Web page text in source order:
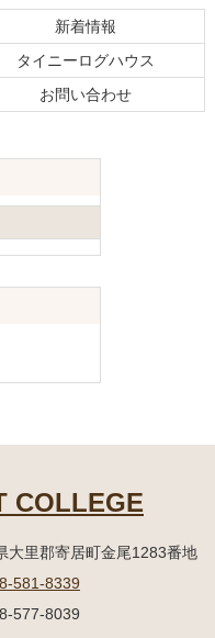
新着情報
タイニーログハウス
お問い合わせ
COLLEGE
里郡寄居町金尾1283番地
581-8339
577-8039